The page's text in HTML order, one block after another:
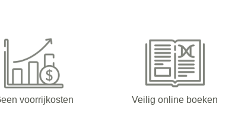
voorrijkosten Veilig online boeken